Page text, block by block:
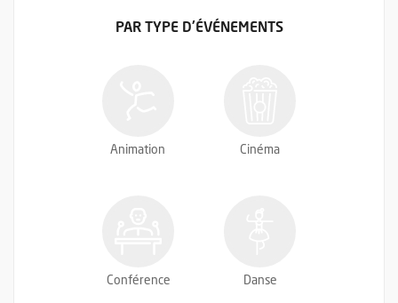
FILTRER LES ÉVÉNEMENTS
PAR TYPED'ÉVÉNEMENTS
Animation Cinéma
Conférence Danse